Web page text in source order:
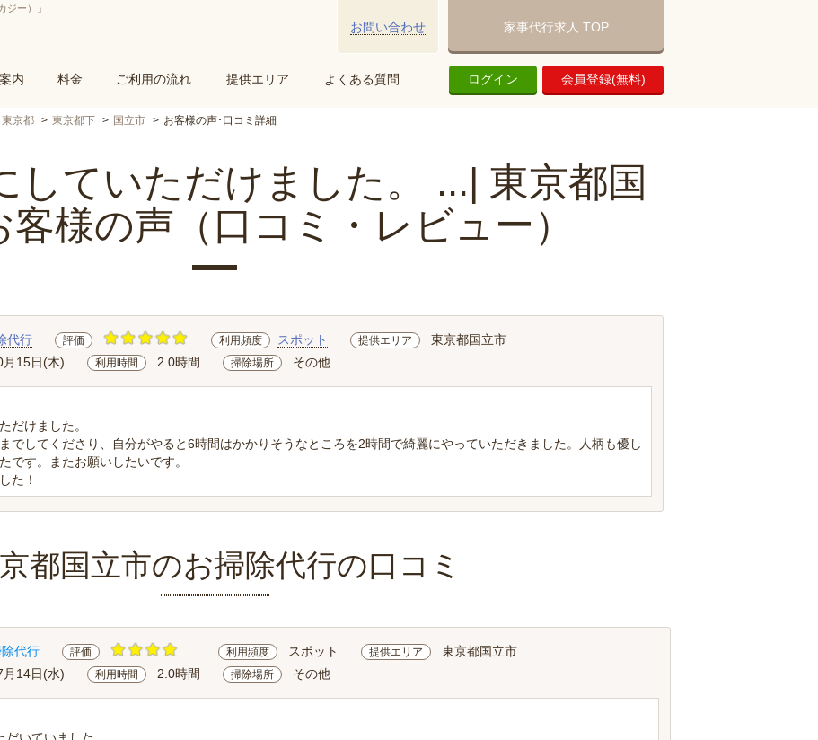
ジー）」
内 料金 ご利用の流れ 提供エリア よくある質問 ログイン 会員登録(無料)
お問い合わせ 家事代行求人 TOP
東京都 東京都下 国立市 お客様の声･口コミ詳細
していただけました。 ...| 東京都国
様の声（口コミ・レビュー）
代行 評価 利用頻度 スポット 提供エリア 東京都国立市
月15日(木) 利用時間 2.0時間 掃除場所 その他
だけました。
でしてくださり、自分がやると6時間はかかりそうなところを2時間で綺麗にやっていただきました。人柄も優し
です。またお願いしたいです。
た！
都国立市のお掃除代行の口コミ
代行 評価 利用頻度 スポット 提供エリア 東京都国立市
月14日(水) 利用時間 2.0時間 掃除場所 その他